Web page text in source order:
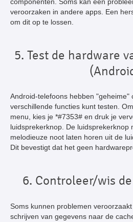
componenten. Soms kan een
veroorzaken in andere apps. Een
om dit op te lossen.
5. Test de hardware
Android-telefoons hebben "geheime"
verschillende functies kunt testen.
menu, kies je *#7353# en druk je
luidsprekerknop. De luidsprekerknop
melodieuze noot laten horen uit de
Dit bevestigt dat het geen
6. Controleer/wis
Soms kunnen problemen
schrijven van gegevens naar de